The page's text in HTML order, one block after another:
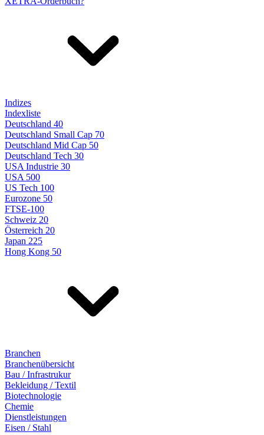
Indizes
Indexliste
Deutschland 40
Deutschland Small Cap 70
Deutschland Mid Cap 50
Deutschland Tech 30
USA Industrie 30
USA 500
US Tech 100
Eurozone 50
FTSE-100
Schweiz 20
Österreich 20
Japan 225
Hong Kong 50
Branchen
Branchenübersicht
Bau / Infrastrukur
Bekleidung / Textil
Biotechnologie
Chemie
Dienstleistungen
Eisen / Stahl